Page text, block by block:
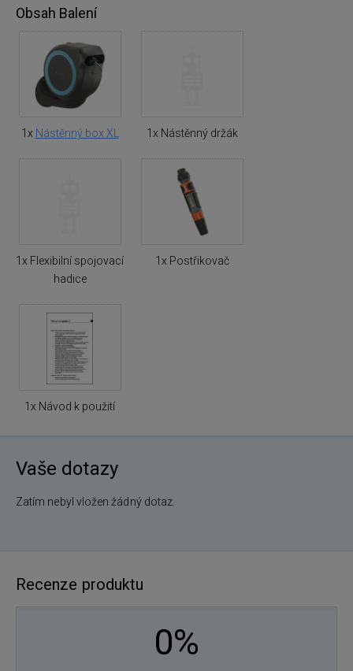
Obsah Balení
1x Nástěnný box XL 1x Nástěnný držák
1x Flexibilní spojovací
hadice
1x Postřikovač
1x Návod k použití
Vaše dotazy
Zatím nebyl vložen žádný dotaz.
Recenze produktu
0%